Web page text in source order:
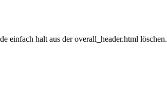
einfach halt aus der overall_header.html löschen.